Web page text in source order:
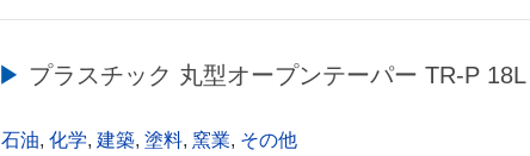
▶︎ プラスチック 丸型オープンテーパー TR-P 18L
石油, 化学, 建築, 塗料, 窯業, その他